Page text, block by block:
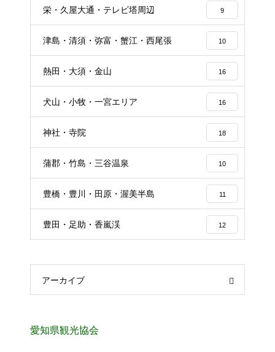
栄・久屋大通・テレビ塔周辺 9
津島・清須・弥富・蟹江・西尾張 10
熱田・大須・金山 16
犬山・小牧・一宮エリア 16
神社・寺院 18
蒲郡・竹島・三谷温泉 10
豊橋・豊川・田原・渥美半島 11
豊田・足助・香嵐渓 12
アーカイブ
愛知県観光協会